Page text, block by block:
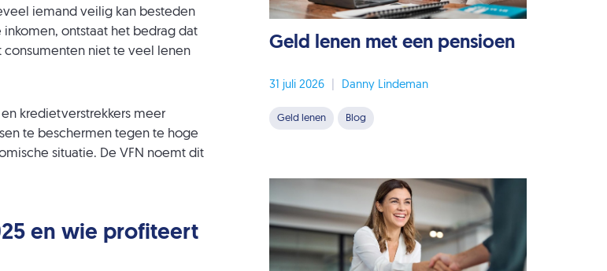
iemand veilig kan besteden
ontstaat het bedrag dat
niet te veel lenen
kredietverstrekkers meer
te beschermen tegen te hoge
situatie. De VFN noemt dit
en wie profiteert
Geld lenen met een pensioen
31 juli 2026 Danny Lindeman
Geld lenen Blog